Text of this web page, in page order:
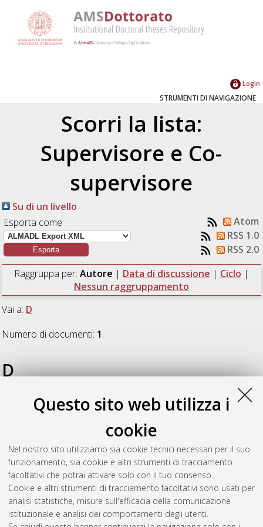
Questo sito web utilizza i
cookie
Nel nostro sito utilizziamo sia cookie tecnici necessari per il suo
funzionamento, sia cookie e altri strumenti di tracciamento
facoltativi che potrai attivare solo con il tuo consenso.
Cookie e altri strumenti di tracciamento facoltativi sono usati per
analisi statistiche, misure sull'efficacia della comunicazione
istituzionale e analisi dei comportamenti degli utenti.
Login
STRUMENTI DI NAVIGAZIONE
Scorri la lista:
Supervisore e Co-
supervisore
Su di un livello
Esporta come
Atom
RSS 1.0
RSS 2.0
Raggruppa per: Autore | Data di discussione | Ciclo |
Nessun raggruppamento
Vai a: D
Numero di documenti: 1.
D
Di Carlo, Emanuele(2022)The role of the Rocky Mountains in
shaping the atmospheric mean state and the response to
tropical forcing in idealised simulations.
Alma Mater Studiorum Università di Bologna. Dottorato di
ricerca inGeofisica, 34 Ciclo. DOI
10.48676/unibo/amsdottorato/10413.
Questa lista e' stata generata il Thu Aug 6 20:45:55 2026